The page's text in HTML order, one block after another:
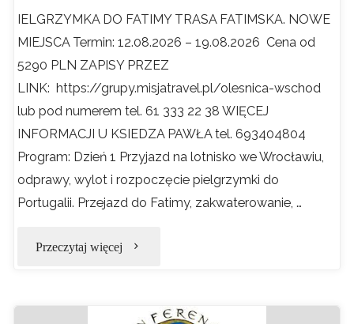
IELGRZYMKA DO FATIMY TRASA FATIMSKA. NOWE
MIEJSCA Termin: 12.08.2026 – 19.08.2026 Cena od
5290 PLN ZAPISY PRZEZ
LINK: https://grupy.misjatravel.pl/olesnica-wschod
lub pod numerem tel. 61 333 22 38 WIĘCEJ
INFORMACJI U KSIEDZA PAWŁA tel. 693404804
Program: Dzień 1 Przyjazd na lotnisko we Wrocławiu,
odprawy, wylot i rozpoczęcie pielgrzymki do
Portugalii. Przejazd do Fatimy, zakwaterowanie, …
Przeczytaj więcej "Pielgrzymka
Fatimy